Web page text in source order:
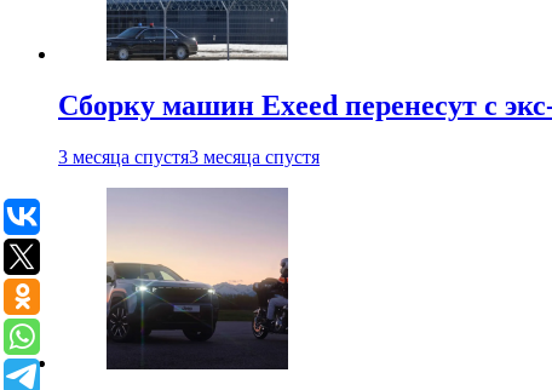
Сборку машин Exeed перенесут с
3 месяца спустя3 месяца спустя